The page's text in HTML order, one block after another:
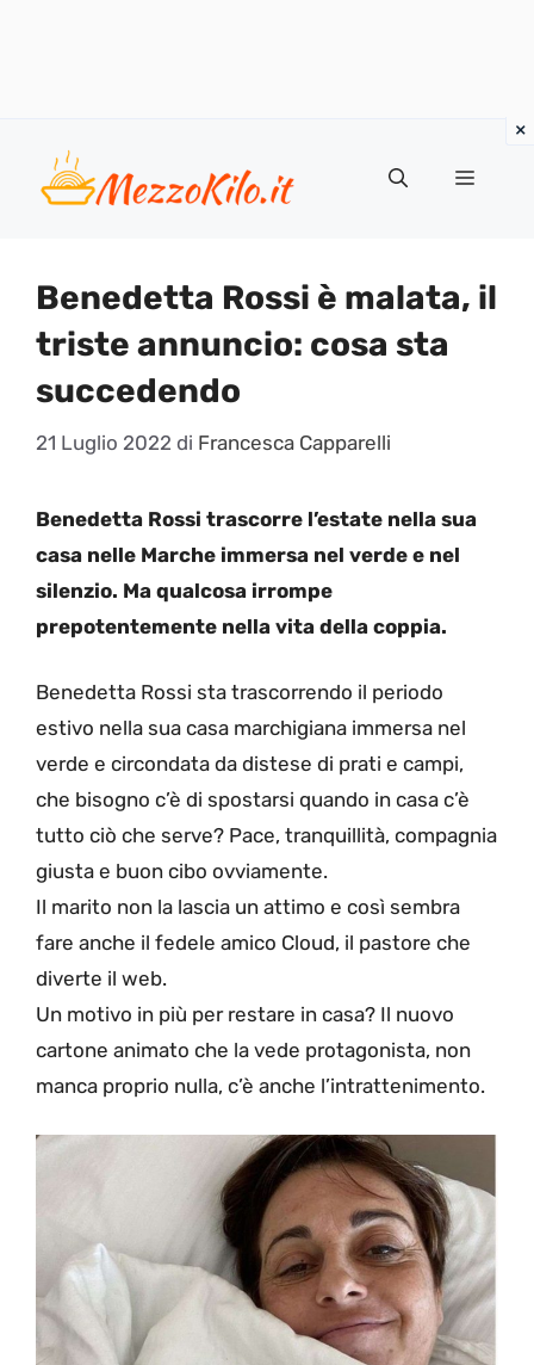
contenuto
Menu
Benedetta Rossi è malata, il
triste annuncio: cosa sta
succedendo
21 Luglio 2022 di Francesca Capparelli
Benedetta Rossi trascorre l’estate nella sua
casa nelle Marche immersa nel verde e nel
silenzio. Ma qualcosa irrompe
prepotentemente nella vita della coppia.
Benedetta Rossi sta trascorrendo il periodo
estivo nella sua casa marchigiana immersa nel
verde e circondata da distese di prati e campi,
che bisogno c’è di spostarsi quando in casa c’è
tutto ciò che serve? Pace, tranquillità, compagnia
giusta e buon cibo ovviamente.
Il marito non la lascia un attimo e così sembra
fare anche il fedele amico Cloud, il pastore che
diverte il web.
Un motivo in più per restare in casa? Il nuovo
cartone animato che la vede protagonista, non
manca proprio nulla, c’è anche l’intrattenimento.